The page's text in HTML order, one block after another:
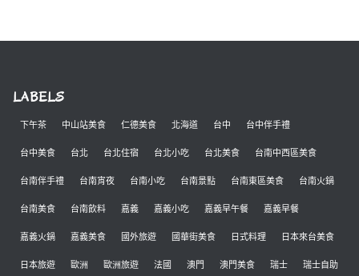
LABELS
下午茶 中山站美食 仁德美食 北海道 台中 台中伴手禮
台中美食 台北 台北住宿 台北小吃 台北美食 台南中西區美食
台南伴手禮 台南宵夜 台南小吃 台南景點 台南東區美食 台南火鍋
台南美食 台南飲料 嘉義 嘉義小吃 嘉義早午餐 嘉義早餐
嘉義火鍋 嘉義美食 國外旅遊 國華街美食 日式料理 日本來台美食
日本旅遊 歐洲 歐洲旅遊 法國 澳門 澳門美食 瑞士 瑞士自助